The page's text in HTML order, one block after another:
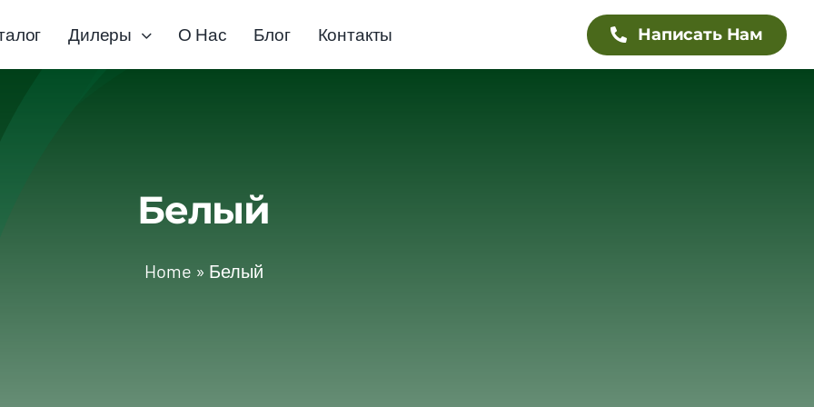
Дилеры О Нас Блог Контакты Написать Нам
Белый
Home » Белый